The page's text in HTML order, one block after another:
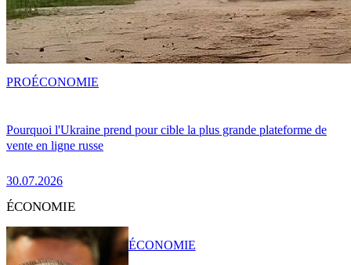
Pourquoi l'Ukraine prend pour cible la plus grande plateforme de
vente en ligne russe
30.07.2026
PROÉCONOMIE
ÉCONOMIE
ÉCONOMIE